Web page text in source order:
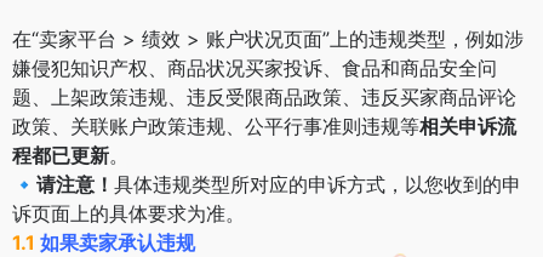
在“卖家平台 > 绩效 > 账户状况页面”上的违规类型，例如涉
嫌侵犯知识产权、商品状况买家投诉、食品和商品安全问
题、上架政策违规、违反受限商品政策、违反买家商品评论
政策、关联账户政策违规、公平行事准则违规等相关申诉流
程都已更新。
🔹 请注意！ 具体违规类型所对应的申诉方式，以您收到的申
诉页面上的具体要求为准。
1.1 如果卖家承认违规